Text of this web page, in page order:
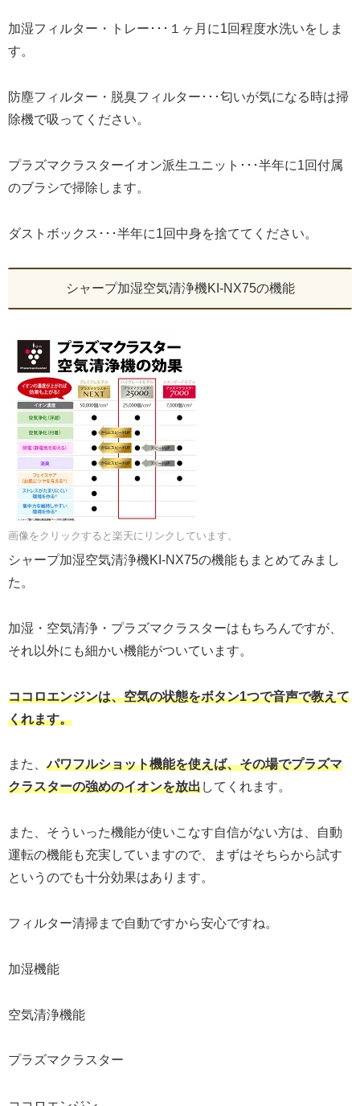
加湿フィルター・トレー･･･１ヶ月に1回程度水洗いをしま
す。
防塵フィルター・脱臭フィルター･･･匂いが気になる時は掃
除機で吸ってください。
プラズマクラスターイオン派生ユニット･･･半年に1回付属
のブラシで掃除します。
ダストボックス･･･半年に1回中身を捨ててください。
シャープ加湿空気清浄機KI-NX75の機能
画像をクリックすると楽天にリンクしています。
シャープ加湿空気清浄機KI-NX75の機能もまとめてみまし
た。
加湿・空気清浄・プラズマクラスターはもちろんですが、
それ以外にも細かい機能がついています。
ココロエンジンは、空気の状態をボタン1つで音声で教えて
くれます。
また、パワフルショット機能を使えば、その場でプラズマ
クラスターの強めのイオンを放出してくれます。
また、そういった機能が使いこなす自信がない方は、自動
運転の機能も充実していますので、まずはそちらから試す
というのでも十分効果はあります。
フィルター清掃まで自動ですから安心ですね。
加湿機能
空気清浄機能
プラズマクラスター